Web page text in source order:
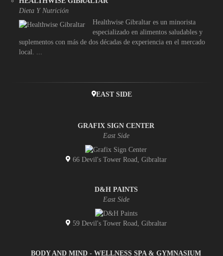
Dieta Y Nutrición
Healthwise Gibraltar es un minorista
especializado en alimentos saludables y
suplementos con más de dos décadas de experiencia en el mercado
local. ...
EAST SIDE
GRAFIX SIGN CENTER
East Side
66 Devil's Tower Road, Gibraltar
D&H PAINTS
East Side
59 Devil's Tower Road, Gibraltar
BODY AND MIND - WELLNESS SPA & GYMNASIUM